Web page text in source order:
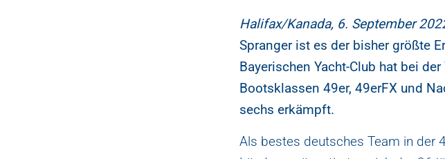
Halifax/Kanada, 6. September
Spranger ist es der bisher größte
Bayerischen Yacht-Club hat bei
Bootsklassen 49er, 49erFX und
sechs erkämpft.
Als bestes deutsches Team in der